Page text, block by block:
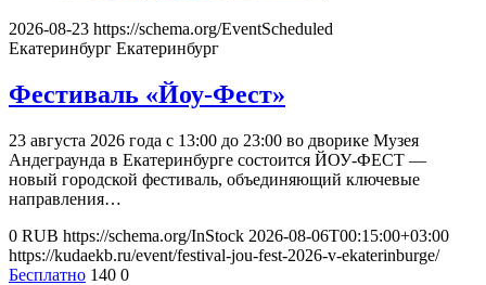
2026-08-23 https://schema.org/EventScheduled
Екатеринбург Екатеринбург
Фестиваль «Йоу-Фест»
23 августа 2026 года с 13:00 до 23:00 во дворике Музея
Андеграунда в Екатеринбурге состоится ЙОУ-ФЕСТ —
новый городской фестиваль, объединяющий ключевые
направления…
0 RUB https://schema.org/InStock 2026-08-06T00:15:00+03:00
https://kudaekb.ru/event/festival-jou-fest-2026-v-ekaterinburge/
Бесплатно 140 0